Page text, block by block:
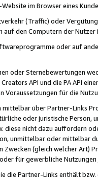
im Browser eines
(Traffic) oder
auf den Computern der
oder auf
oder Sternebewertungen
API und die PA API
Voraussetzungen für die
über Partner-Links
oder juristische
diese nicht dazu auffordern
unmittelbar oder mittelbar
(gleich welcher Art)
für gewerbliche
die Partner-Links enthält